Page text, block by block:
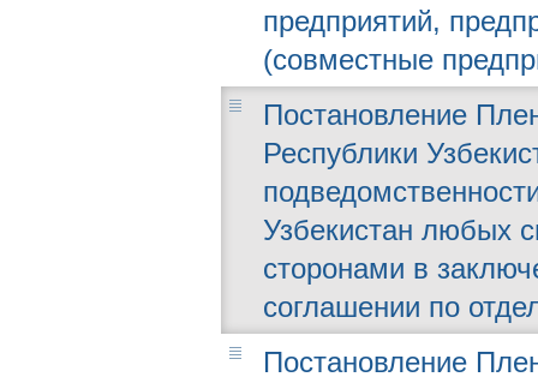
предприятий,
(совместные
Постановление
Республики
Узбекистан любых
сторонами в
соглашении по
Постановление